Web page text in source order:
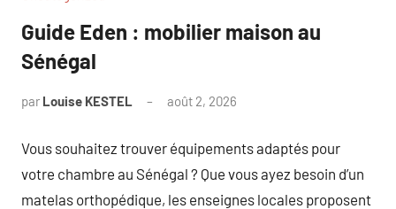
Guide Eden : mobilier maison au
Sénégal
par Louise KESTEL août 2, 2026
Vous souhaitez trouver équipements adaptés pour
votre chambre au Sénégal ? Que vous ayez besoin d’un
matelas orthopédique, les enseignes locales proposent